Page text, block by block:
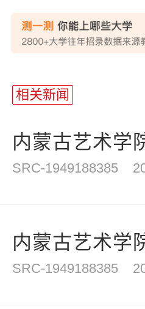
相关新闻
内蒙古艺术学
SRC-1949188385
内蒙古艺术学
SRC-1949188385